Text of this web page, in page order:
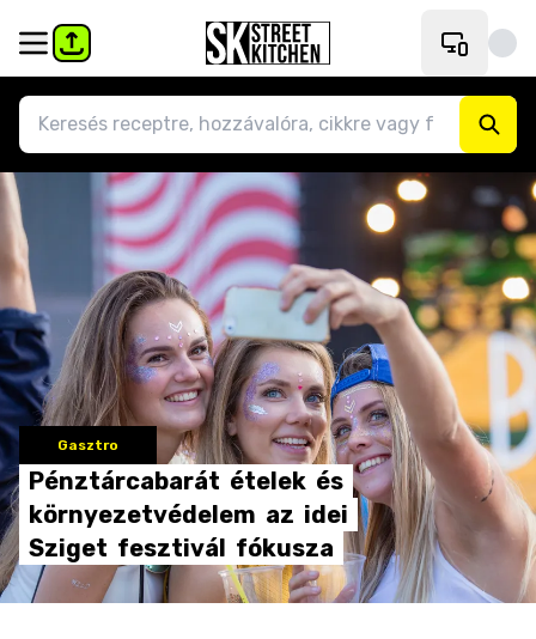
Gasztro
Pénztárcabarát ételek és
környezetvédelem az idei
Sziget fesztivál fókusza